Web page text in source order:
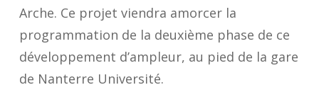
Arche. Ce projet viendra amorcer la
programmation de la deuxième phase de ce
développement d’ampleur, au pied de la gare
de Nanterre Université.